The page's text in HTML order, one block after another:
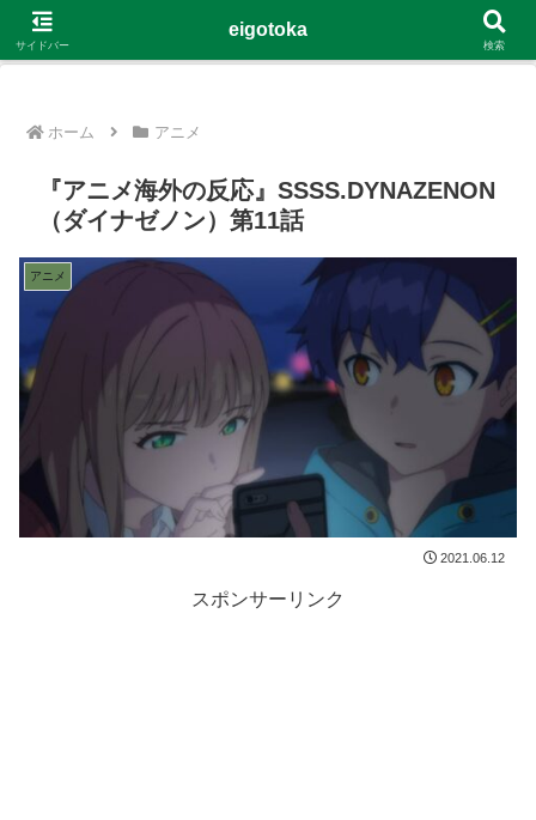
G-4Y8348WE8B
ホーム アニメ
『アニメ海外の反応』SSSS.DYNAZENON
（ダイナゼノン）第11話
アニメ
2021.06.12
スポンサーリンク
サイドバー
eigotoka
検索